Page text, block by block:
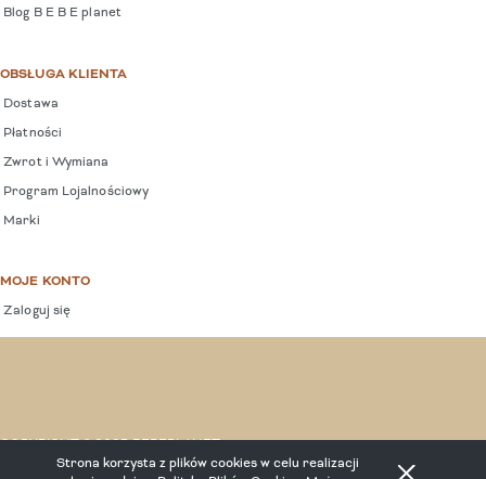
Strona korzysta z plików cookies w celu realizacji
Blog B E B E planet
OBSŁUGA KLIENTA
Dostawa
Płatności
Zwrot i Wymiana
Program Lojalnościowy
Marki
MOJE KONTO
Zaloguj się
COPYRIGHT © 2025 BEBEPLANET.